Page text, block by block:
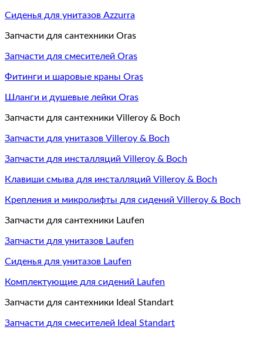
Сиденья для унитазов Azzurra
Запчасти для сантехники Oras
Запчасти для смесителей Oras
Фитинги и шаровые краны Oras
Шланги и душевые лейки Oras
Запчасти для сантехники Villeroy & Boch
Запчасти для унитазов Villeroy & Boch
Запчасти для инсталляций Villeroy & Boch
Клавиши смыва для инсталляций Villeroy & Boch
Крепления и микролифты для сидений Villeroy & Boch
Запчасти для сантехники Laufen
Запчасти для унитазов Laufen
Сиденья для унитазов Laufen
Комплектующие для сидений Laufen
Запчасти для сантехники Ideal Standart
Запчасти для смесителей Ideal Standart